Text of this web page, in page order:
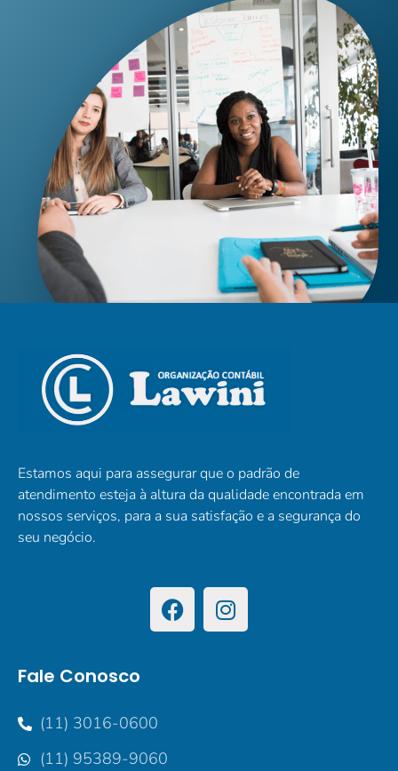
Estamos aqui para assegurar que o padrão de
atendimento esteja à altura da qualidade encontrada em
nossos serviços, para a sua satisfação e a segurança do
seu negócio.
Fale Conosco
(11) 3016-0600
(11) 95389-9060